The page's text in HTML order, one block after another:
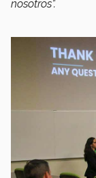
nosotros”.